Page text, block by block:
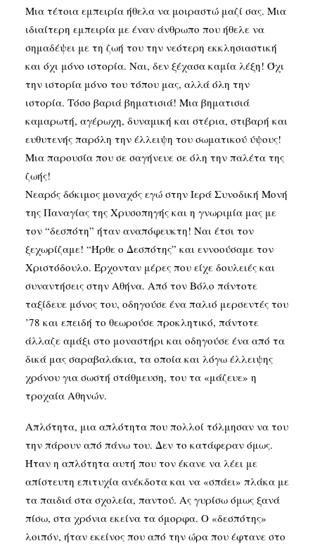
Μια τέτοια εμπειρία ήθελα να μοιραστώ μαζί σας. Μια
ιδιαίτερη εμπειρία με έναν άνθρωπο που ήθελε να
σημαδέψει με τη ζωή του την νεότερη εκκλησιαστική
και όχι μόνο ιστορία. Ναι, δεν ξέχασα καμία λέξη! Όχι
την ιστορία μόνο του τόπου μας, αλλά όλη την
ιστορία. Τόσο βαριά βηματισιά! Μια βηματισιά
καμαρωτή, αγέρωχη, δυναμική και στέρια, στιβαρή και
ευθυτενής παρόλη την έλλειψη του σωματικού ύψους!
Μια παρουσία που σε σαγήνευε σε όλη την παλέτα της
ζωής!
Νεαρός δόκιμος μοναχός εγώ στην Ιερά Συνοδική Μονή
της Παναγίας της Χρυσοπηγής και η γνωριμία μας με
τον “δεσπότη” ήταν αναπόφευκτη! Ναι έτσι τον
ξεχωρίζαμε! “Ήρθε ο Δεσπότης” και εννοούσαμε τον
Χριστόδουλο. Έρχονταν μέρες που είχε δουλειές και
συναντήσεις στην Αθήνα. Από τον Βόλο πάντοτε
ταξίδευε μόνος του, οδηγούσε ένα παλιό μερσεντές του
’78 και επειδή το θεωρούσε προκλητικό, πάντοτε
άλλαζε αμάξι στο μοναστήρι και οδηγούσε ένα από τα
δικά μας σαραβαλάκια, τα οποία και λόγω έλλειψης
χρόνου για σωστή στάθμευση, του τα «μάζευε» η
τροχαία Αθηνών.
Απλότητα, μια απλότητα που πολλοί τόλμησαν να του
την πάρουν από πάνω του. Δεν το κατάφεραν όμως.
Ήταν η απλότητα αυτή που τον έκανε να λέει με
απίστευτη επιτυχία ανέκδοτα και να «σπάει» πλάκα με
τα παιδιά στα σχολεία, παντού. Ας γυρίσω όμως ξανά
πίσω, στα χρόνια εκείνα τα όμορφα. Ο «δεσπότης»
λοιπόν, ήταν εκείνος που από την ώρα που έφτανε στο